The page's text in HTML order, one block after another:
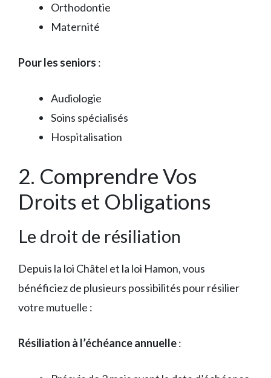
Orthodontie
Maternité
Pour les seniors :
Audiologie
Soins spécialisés
Hospitalisation
2. Comprendre Vos
Droits et Obligations
Le droit de résiliation
Depuis la loi Châtel et la loi Hamon, vous
bénéficiez de plusieurs possibilités pour résilier
votre mutuelle :
Résiliation à l’échéance annuelle: